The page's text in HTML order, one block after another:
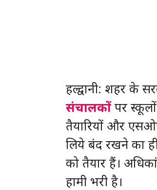
हल्द्वानी: शहर के
संचालकोंपर स्कूलों
तैयारियों और
लिये बंद रखने का
को तैयार हैं।
हामी भरी है।